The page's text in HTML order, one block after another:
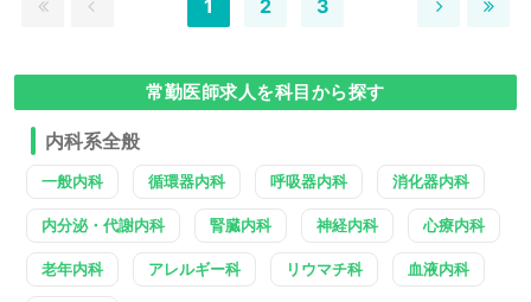
1 2 3
常勤医師求人を科目から探す
内科系全般
一般内科 循環器内科 呼吸器内科 消化器内科
内分泌・代謝内科 腎臓内科 神経内科 心療内科
老年内科 アレルギー科 リウマチ科 血液内科